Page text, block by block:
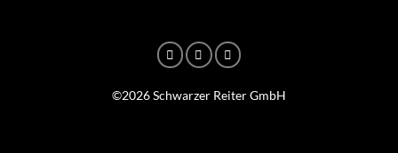
©2026 Schwarzer Reiter GmbH